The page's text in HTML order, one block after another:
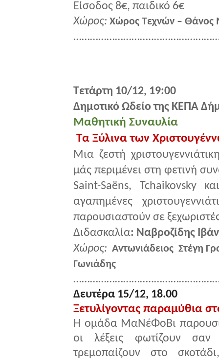
Είσοδος 8€, παιδικό 6€
Χώρος: Χώρος Τεχνών – Θάνος
Τετάρτη 10/12, 19:00
Δημοτικό Ωδείο της ΚΕΠΑ
Μαθητική Συναυλία
Τα Ξύλινα των
Μια ζεστή
μάς περιμένει στη φετινή
Saint-Saëns, Tchaikovsky
αγαπημένες
παρουσιαστούν σε
Διδασκαλία: Ναβροζίδης Ιβάν
Χώρος: Αντωνιάδειος Στέγη
Γωνιάδης
Δευτέρα 15/12, 18.00
Ξετυλίγοντας παραμύθια
Η ομάδα ΜαΝέΦοΒι
οι λέξεις φωτίζουν
τρεμοπαίζουν στο